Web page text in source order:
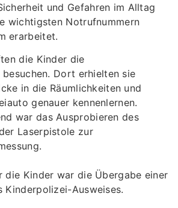
und Gefahren im Alltag
wichtigsten Notrufnummern
erarbeitet.
die Kinder die
Dort erhielten sie
in die Räumlichkeiten und
genauer kennenlernen.
war das Ausprobieren des
Laserpistole zur
die Kinder war die Übergabe einer
Kinderpolizei-Ausweises.